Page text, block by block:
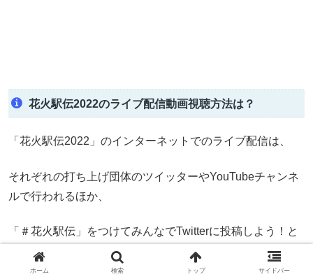
花火駅伝2022のライブ配信動画視聴方法は？
「花火駅伝2022」のインターネットでのライブ配信は、
それぞれの打ち上げ団体のツイッターやYouTubeチャンネ
ルで行われるほか、
「＃花火駅伝」をつけてみんなでTwitterに投稿しよう！と
いう企画が行われますので、
ホーム 検索 トップ サイドバー